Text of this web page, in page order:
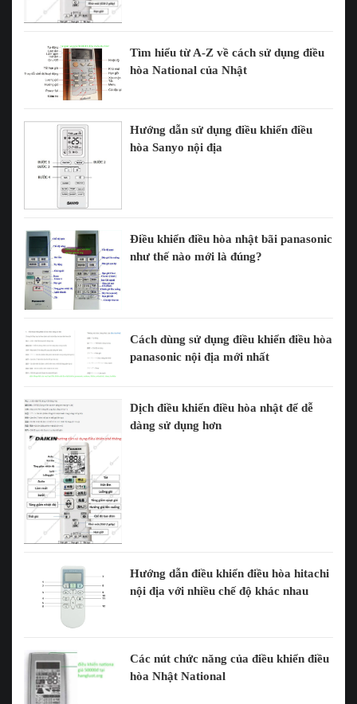
Tìm hiểu từ A-Z về cách sử dụng điều
hòa National của Nhật
Hướng dẫn sử dụng điều khiển điều
hòa Sanyo nội địa
Điều khiển điều hòa nhật bãi panasonic
như thế nào mới là đúng?
Cách dùng sử dụng điều khiển điều hòa
panasonic nội địa mới nhất
Dịch điều khiển điều hòa nhật để dễ
dàng sử dụng hơn
Hướng dẫn điều khiển điều hòa hitachi
nội địa với nhiều chế độ khác nhau
Các nút chức năng của điều khiển điều
hòa Nhật National